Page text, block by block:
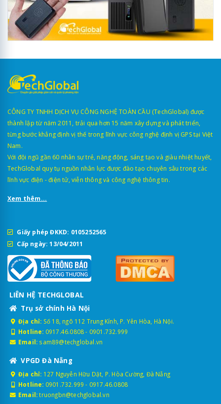
CÔNG TY TNHH DỊCH VỤ CÔNG NGHỆ TOÀN CẦU (TechGlobal) được
thành lập từ năm 2011, trải qua hơn 15 năm xây dựng và phát triển,
từng bước khẳng định vị thế trong lĩnh vực công nghệ định vị GPS tại Việt
Nam.
Với đội ngũ gần 60 nhân sự trẻ, năng động, sáng tạo và giàu nhiệt huyết,
TechGlobal quy tụ nguồn nhân lực được đào tạo chuyên sâu trong các
lĩnh vực điện - điện tử, viễn thông và công nghệ thông tin.
Xem thêm...
Giấy phép ĐKKD: 0105252565
Cấp ngày: 13/04/2011
LIÊN HỆ TECHGLOBAL
Trụ sở chính Hà Nội
Địa chỉ: Số 18, ngõ 112 Trung Kính, P. Yên Hòa, Hà Nội.
Hotline: 0917.46.0808- 0901.732.999
Email: sam89@techglobal.vn
VPGD Đà Nẵng
Địa chỉ: 127 Nguyễn Hữu Dật, P. Hòa Cường, Đà Nẵng
Hotline: 0901.732.999 - 0917.46.0808
Email: truongbn@techglobal.vn